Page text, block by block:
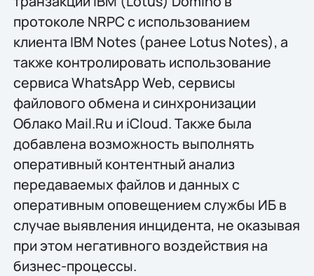
протоколе NRPC с использованием
клиента IBM Notes (ранее Lotus Notes), а
также контролировать использование
сервиса WhatsApp Web, сервисы
файлового обмена и синхронизации
Облако Mail.Ru и iCloud. Также была
добавлена возможность выполнять
оперативный контентный анализ
передаваемых файлов и данных с
оперативным оповещением службы ИБ в
случае выявления инцидента, не оказывая
при этом негативного воздействия на
бизнес-процессы.